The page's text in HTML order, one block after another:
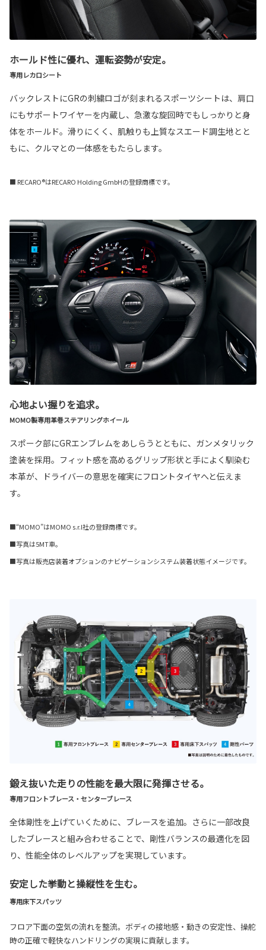
ホールド性に優れ、運転姿勢が安定。
専用レカロシート
バックレストにGRの刺繍ロゴが刻まれるスポーツシートは、肩口
にもサポートワイヤーを内蔵し、急激な旋回時でもしっかりと身
体をホールド。滑りにくく、肌触りも上質なスエード調生地とと
もに、クルマとの一体感をもたらします。
■ RECARO®はRECARO Holding GmbHの登録商標です。
心地よい握りを追求。
MOMO製専用革巻ステアリングホイール
スポーク部にGRエンブレムをあしらうとともに、ガンメタリック
塗装を採用。フィット感を高めるグリップ形状と手によく馴染む
本革が、ドライバーの意思を確実にフロントタイヤへと伝えま
す。
■“MOMO”はMOMO s.r.l社の登録商標です。
■写真は5MT車。
■写真は販売店装着オプションのナビゲーションシステム装着状態イメージです。
鍛え抜いた走りの性能を最大限に発揮させる。
専用フロントブレース・センターブレース
全体剛性を上げていくために、ブレースを追加。さらに一部改良
したブレースと組み合わせることで、剛性バランスの最適化を図
り、性能全体のレベルアップを実現しています。
安定した挙動と操縦性を生む。
専用床下スパッツ
フロア下面の空気の流れを整流。ボディの接地感・動きの安定性、操舵
時の正確で軽快なハンドリングの実現に貢献します。